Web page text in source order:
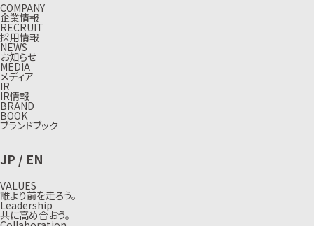
COMPANY
企業情報
RECRUIT
採用情報
NEWS
お知らせ
MEDIA
メディア
IR
IR情報
BRAND
BOOK
ブランドブック
JP / EN
VALUES
誰より前を走ろう。
Leadership
共に高め合おう。